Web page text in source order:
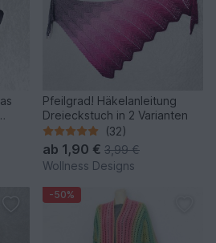
Pfeilgrad! Häkelanleitung
Dreieckstuch in 2 Varianten
(32)
ab 1,90 € 3,99 €
Wollness Designs
-50%